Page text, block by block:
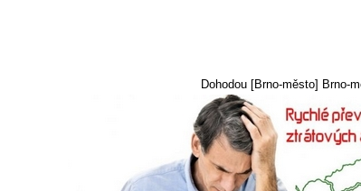
Dohodou [Brno-město] Brno-